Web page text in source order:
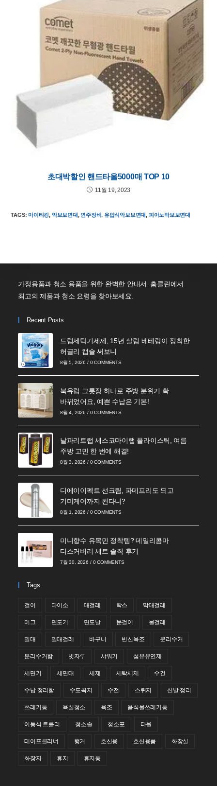
초대박할인 핸드타올5000매 TOP 10
11월 19, 2023
TAGS: 마이티킹, 악보보면대, 연주장비, 유압식악보보면대, 피아노악보보면대
가정용품과 청소 용품을 위한 완벽한 안내서. 홈클린에서
최고의 제품과 청소 요령을 찾아보세요.
Recent Posts
드럼세탁기세제, 15년 살림 베테랑이 정착한
허글리 캡슐 써보니
8월 5, 2026 / 0 COMMENTS
북유럽 그릇장 하나로 주방 분위기 확
바뀌었어요, 예쁜 수납은 기본!
8월 4, 2026 / 0 COMMENTS
날파리트랩 세스코마이랩 플라이스틱, 여름
주방 고민 한 번에 해결!
8월 3, 2026 / 0 COMMENTS
디에이이펙트 선크림, 파데프리도 되고
기미케어까지 된다니?
8월 1, 2026 / 0 COMMENTS
미니향수 유목민 정착템? 데일리콤마
디스커버리 세트 솔직 후기
7월 30, 2026 / 0 COMMENTS
Tags
걸이 다이소 대걸레 락스 막대걸레
머그 면도기 면도날 문걸이 물걸레
밀대 밀대걸레 바구니 반신욕조 분리수거
분리수거함 빗자루 샤워기 섬유유연제
세면기 세면대 세제 세탁세제 수건
수납 정리함 수도꼭지 수전 스퀴지 신발 정리
쓰레기통 욕실청소 욕조 음식물쓰레기통
이동식 트롤리 청소솔 청소포 타올
테이프클리너 행거 호신용 호신용품 화장실
화장지 휴지 휴지통